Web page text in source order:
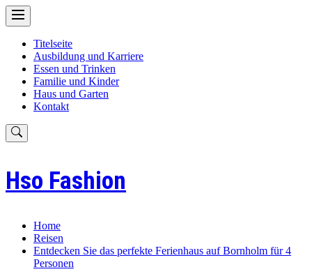
Skip
to
Titelseite
Ausbildung und Karriere
Essen und Trinken
Familie und Kinder
Haus und Garten
Kontakt
Hso Fashion
Home
Reisen
Entdecken Sie das perfekte Ferienhaus auf Bornholm für 4
Personen